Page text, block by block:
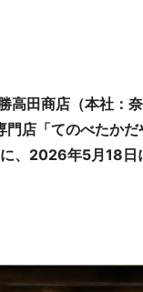
高田商店（本社：
店「てのべたかだ
、2026年5月18